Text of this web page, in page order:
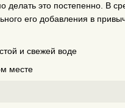
делать это постепенно. В
его добавления в
и свежей воде
месте